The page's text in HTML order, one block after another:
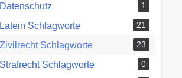
Datenschutz 1
Latein Schlagworte 21
Zivilrecht Schlagworte 23
Strafrecht Schlagworte 0